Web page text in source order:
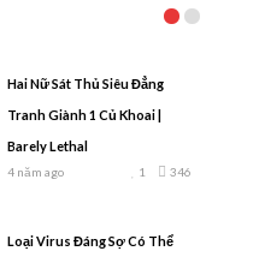
Hai Nữ Sát Thủ Siêu Đẳng
Tranh Giành 1 Củ Khoai |
Barely Lethal
4 năm ago 346
1
Loại Virus Đáng Sợ Có Thể